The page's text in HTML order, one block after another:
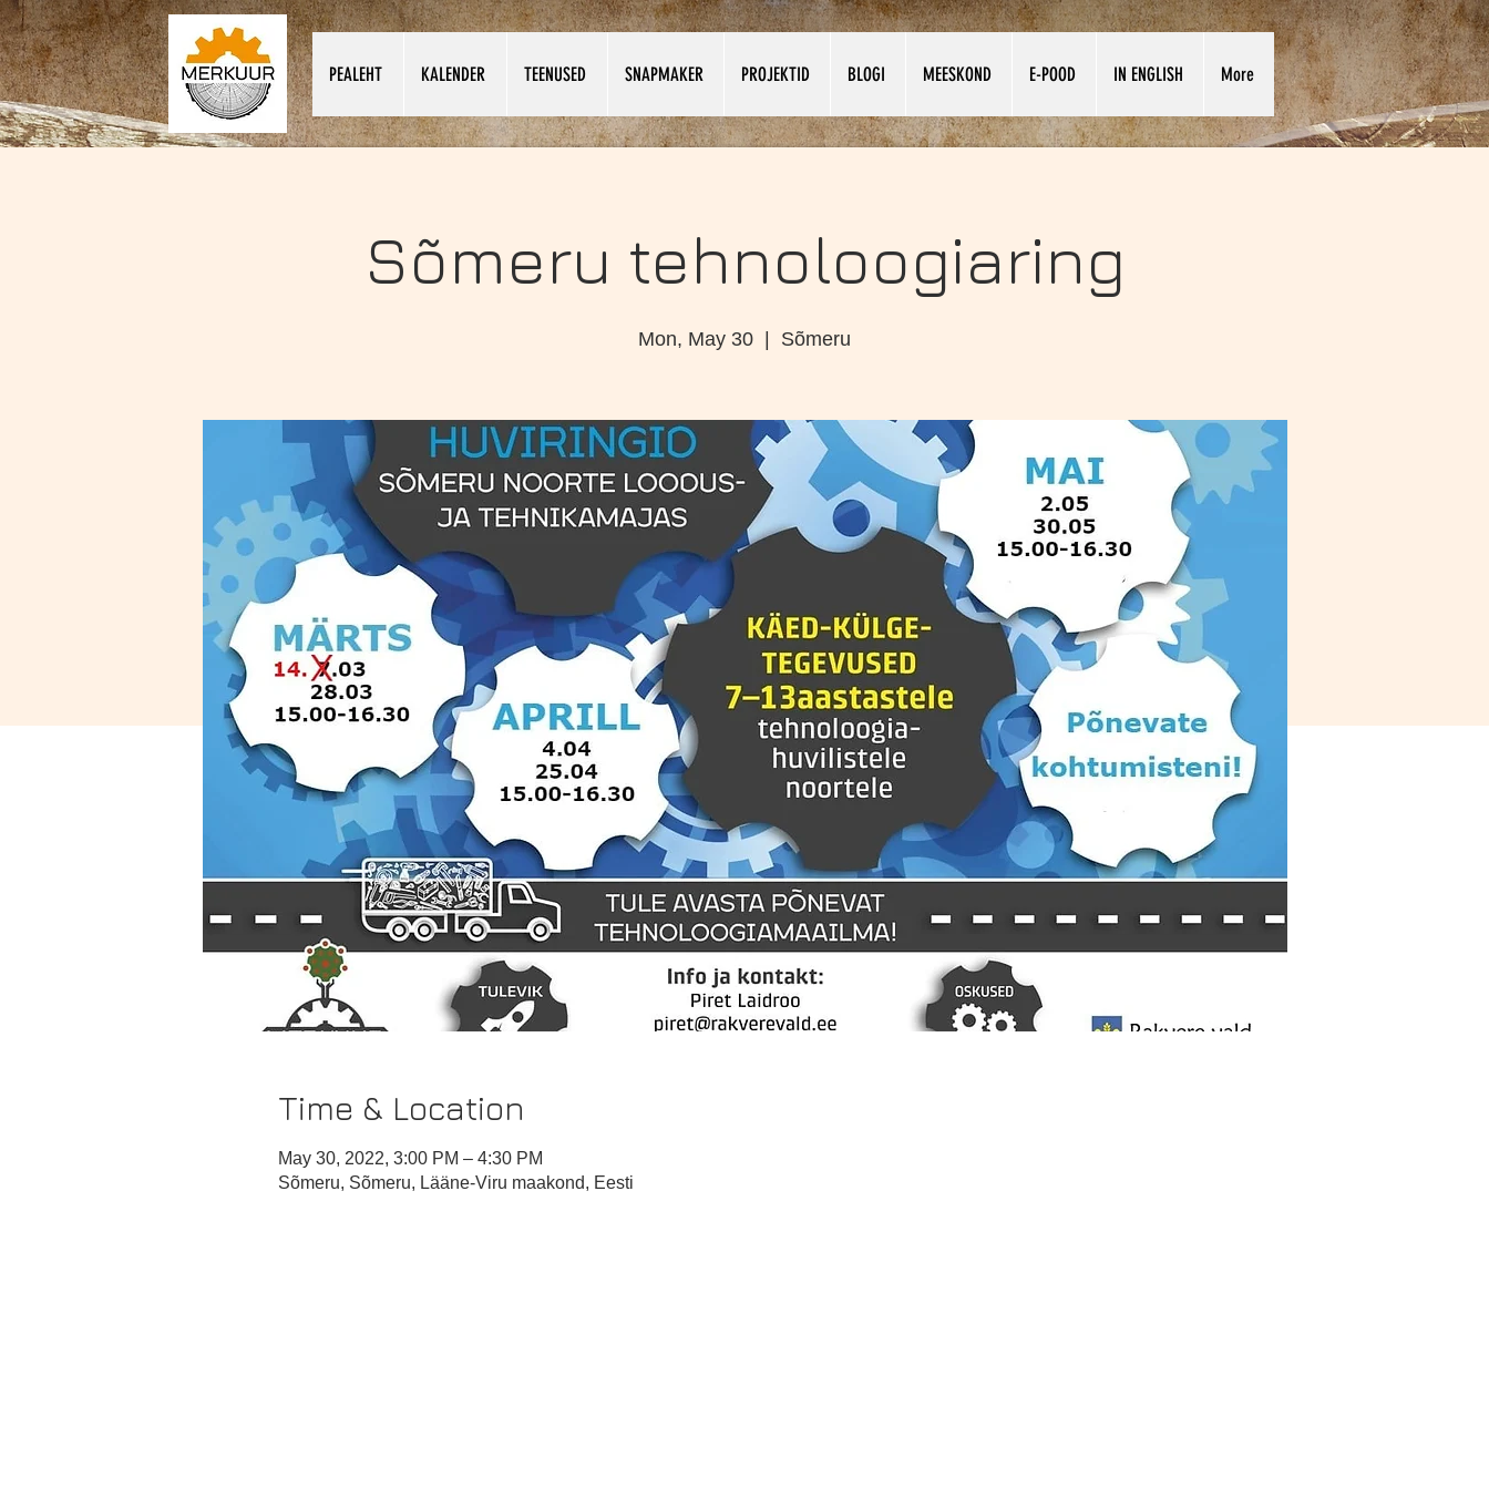
PEALEHT KALENDER TEENUSED SNAPMAKER PROJEKTID BLOGI MEESKOND E-POOD IN ENGLISH More
Sõmeru tehnoloogiaring
Mon, May 30 Sõmeru
Time & Location
May 30, 2022, 3:00 PM – 4:30 PM
Sõmeru, Sõmeru, Lääne-Viru maakond, Eesti